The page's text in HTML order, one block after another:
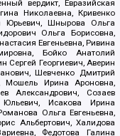
вердикт, Евразийская
Николаевна, Кривенко
Юрьевич, Шнырова Ольга
Ольга Борисовна,
Евгеньевна, Ривина
Бойко Анатолий
Сергей Георгиевич, Аверин
Шевченко Дмитрий
Мошель Ирина Ароновна,
Александрович, Созаев
Исакова Ирина
Ольга Евгеньевна,
Альбертович, Халидова
Федотова Галина